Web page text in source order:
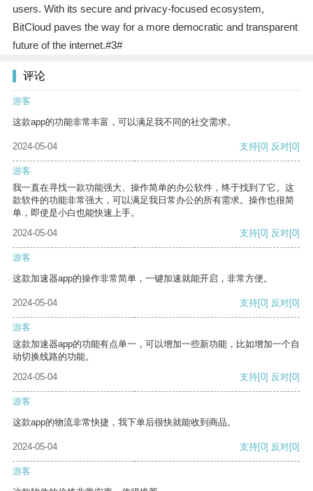
users. With its secure and privacy-focused ecosystem,
BitCloud paves the way for a more democratic and transparent
future of the internet.#3#
评论
游客
这款app的功能非常丰富，可以满足我不同的社交需求。
2024-05-04 支持[0] 反对[0]
游客
我一直在寻找一款功能强大、操作简单的办公软件，终于找到了它。这
款软件的功能非常强大，可以满足我日常办公的所有需求。操作也很简
单，即使是小白也能快速上手。
2024-05-04
支持[0] 反对[0]
游客
这款加速器app的操作非常简单，一键加速就能开启，非常方便。
2024-05-04 支持[0] 反对[0]
游客
这款加速器app的功能有点单一，可以增加一些新功能，比如增加一个自
动切换线路的功能。
2024-05-04
支持[0] 反对[0]
游客
这款app的物流非常快捷，我下单后很快就能收到商品。
2024-05-04 支持[0] 反对[0]
游客